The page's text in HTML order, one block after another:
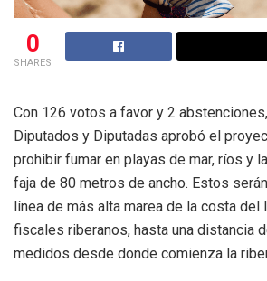
0
SHARES
Con 126 votos a favor y 2
Diputados y Diputadas aprobó el
prohibir fumar en playas de mar, ríos y
faja de 80 metros de ancho. Estos
línea de más alta marea de la costa
fiscales riberanos, hasta una distancia
medidos desde donde comienza la